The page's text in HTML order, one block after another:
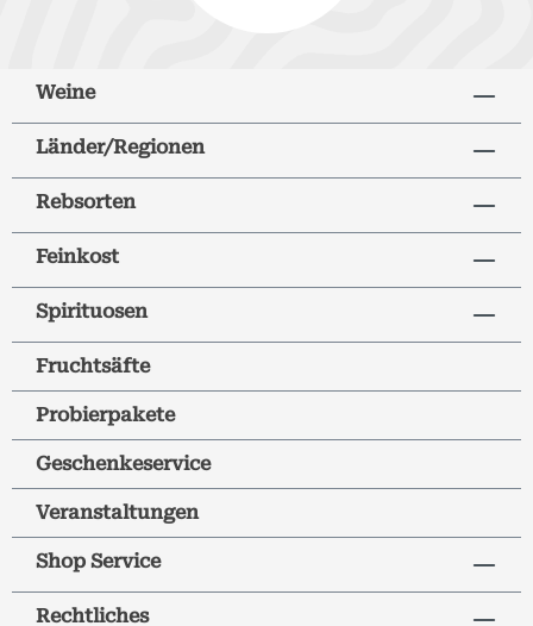
Weine
Länder/Regionen
Rebsorten
Feinkost
Spirituosen
Fruchtsäfte
Probierpakete
Geschenkeservice
Veranstaltungen
Shop Service
Rechtliches